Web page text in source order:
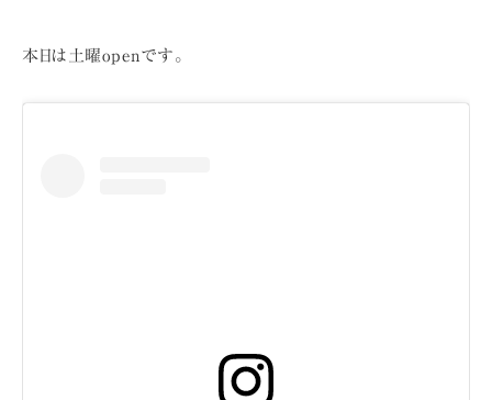
本日は土曜openです。